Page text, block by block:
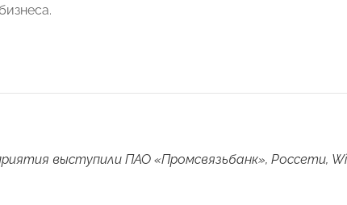
выступили ПАО «Промсвязьбанк», Россети,